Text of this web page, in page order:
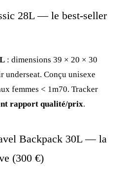
28L — le best-seller
: dimensions 39 × 20 × 30
underseat. Conçu unisexe
femmes < 1m70. Tracker
rapport qualité/prix.
Backpack 30L — la
(300 €)